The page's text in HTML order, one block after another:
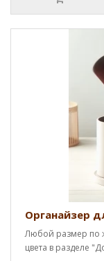
Органайзер
Любой размер по
цвета в разделе